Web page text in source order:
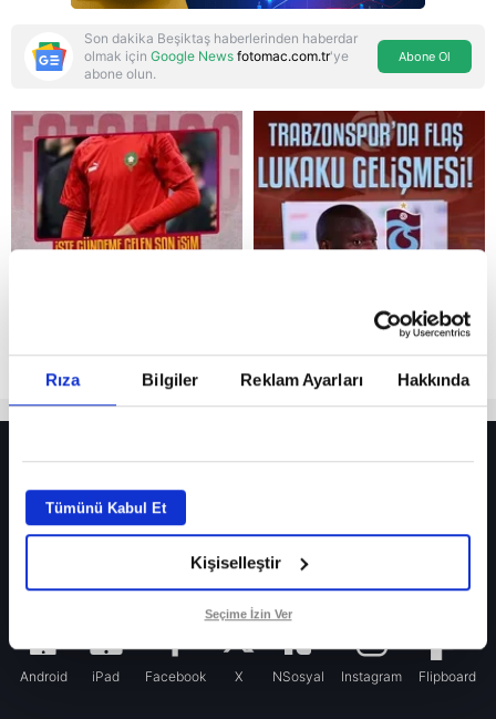
Rıza Bilgiler Reklam Ayarları Hakkında
Tümünü Kabul Et
Kişiselleştir
Seçime İzin Ver
Reddet
Son dakika Beşiktaş haberlerinden haberdar
olmak için Google News fotomac.com.tr'ye
abone olun.
Abone Ol
Fenerbahçe’de sürpriz ayrılık ihtimali! Devre arasında gelmişti
Fenerbahçe’nin yeni transferi Mason Greenwood için olay sözler!
Galatasaray’da rota yeniden Thiago Almada!
Android iPad Facebook X NSosyal Instagram Flipboard